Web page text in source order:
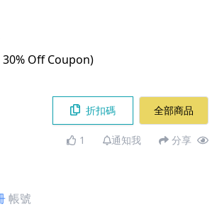
Off Coupon)
折扣碼 全部商品
1 通知我 分享
帳號